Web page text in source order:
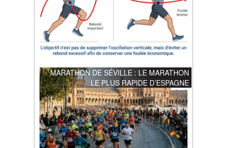
MARATHON DE SÉVILLE : LE MARATHON
LE PLUS RAPIDE D’ESPAGNE